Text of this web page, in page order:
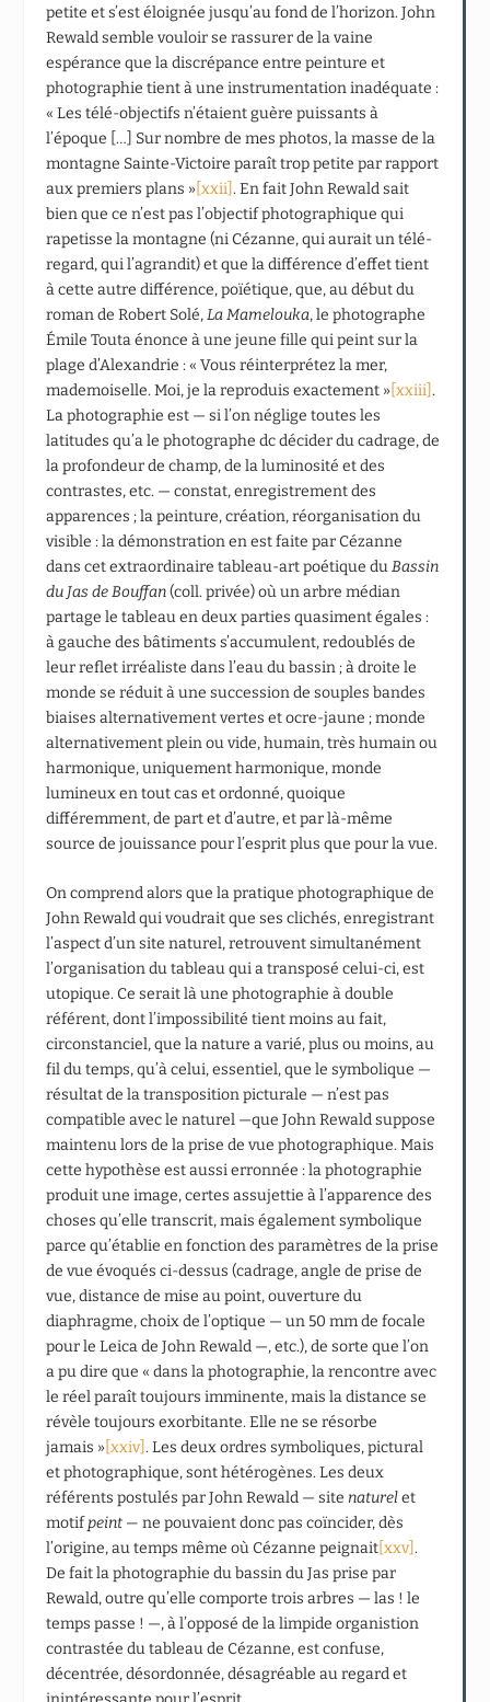
petite et s’est éloignée jusqu’au fond de l’horizon. John
Rewald semble vouloir se rassurer de la vaine
espérance que la discrépance entre peinture et
photographie tient à une instrumentation inadéquate :
« Les télé-objectifs n’étaient guère puissants à
l’époque […] Sur nombre de mes photos, la masse de la
montagne Sainte-Victoire paraît trop petite par rapport
aux premiers plans » [xxii]. En fait John Rewald sait
bien que ce n’est pas l’objectif photographique qui
rapetisse la montagne (ni Cézanne, qui aurait un télé-
regard, qui l’agrandit) et que la différence d’effet tient
à cette autre différence, poïétique, que, au début du
roman de Robert Solé,La Mamelouka, le photographe
Émile Touta énonce à une jeune fille qui peint sur la
plage d’Alexandrie : « Vous réinterprétez la mer,
mademoiselle. Moi, je la reproduis exactement » [xxiii].
La photographie est — si l’on néglige toutes les
latitudes qu’a le photographe dc décider du cadrage, de
la profondeur de champ, de la luminosité et des
contrastes, etc. — constat, enregistrement des
apparences ; la peinture, création, réorganisation du
visible : la démonstration en est faite par Cézanne
dans cet extraordinaire tableau-art poétique duBassin
du Jas de Bouffan(coll. privée) où un arbre médian
partage le tableau en deux parties quasiment égales :
à gauche des bâtiments s’accumulent, redoublés de
leur reflet irréaliste dans l’eau du bassin ; à droite le
monde se réduit à une succession de souples bandes
biaises alternativement vertes et ocre-jaune ; monde
alternativement plein ou vide, humain, très humain ou
harmonique, uniquement harmonique, monde
lumineux en tout cas et ordonné, quoique
différemment, de part et d’autre, et par là-même
source de jouissance pour l’esprit plus que pour la vue.
On comprend alors que la pratique photographique de
John Rewald qui voudrait que ses clichés, enregistrant
l’aspect d’un site naturel, retrouvent simultanément
l’organisation du tableau qui a transposé celui-ci, est
utopique. Ce serait là une photographie à double
référent, dont l’impossibilité tient moins au fait,
circonstanciel, que la nature a varié, plus ou moins, au
fil du temps, qu’à celui, essentiel, que le symbolique —
résultat de la transposition picturale — n’est pas
compatible avec le naturel —que John Rewald suppose
maintenu lors de la prise de vue photographique. Mais
cette hypothèse est aussi erronnée : la photographie
produit une image, certes assujettie à l’apparence des
choses qu’elle transcrit, mais également symbolique
parce qu’établie en fonction des paramètres de la prise
de vue évoqués ci-dessus (cadrage, angle de prise de
vue, distance de mise au point, ouverture du
diaphragme, choix de l’optique — un 50 mm de focale
pour le Leica de John Rewald —, etc.), de sorte que l’on
a pu dire que « dans la photographie, la rencontre avec
le réel paraît toujours imminente, mais la distance se
révèle toujours exorbitante. Elle ne se résorbe
jamais » [xxiv]. Les deux ordres symboliques, pictural
et photographique, sont hétérogènes. Les deux
référents postulés par John Rewald — site naturelet
motifpeint —ne pouvaient donc pas coïncider, dès
l’origine, au temps même où Cézanne peignait [xxv].
De fait la photographie du bassin du Jas prise par
Rewald, outre qu’elle comporte trois arbres — las ! le
temps passe ! —, à l’opposé de la limpide organistion
contrastée du tableau de Cézanne, est confuse,
décentrée, désordonnée, désagréable au regard et